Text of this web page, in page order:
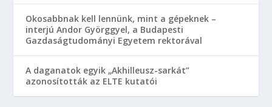
Okosabbnak kell lennünk, mint a gépeknek –
interjú Andor Györggyel, a Budapesti
Gazdaságtudományi Egyetem rektorával
A daganatok egyik „Akhilleusz-sarkát”
azonosították az ELTE kutatói